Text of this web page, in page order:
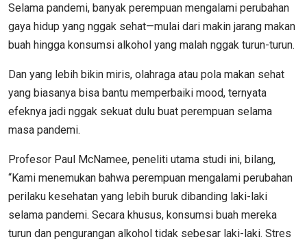
Selama pandemi, banyak perempuan mengalami perubahan
gaya hidup yang nggak sehat—mulai dari makin jarang makan
buah hingga konsumsi alkohol yang malah nggak turun-turun.
Dan yang lebih bikin miris, olahraga atau pola makan sehat
yang biasanya bisa bantu memperbaiki mood, ternyata
efeknya jadi nggak sekuat dulu buat perempuan selama
masa pandemi.
Profesor Paul McNamee, peneliti utama studi ini, bilang,
“Kami menemukan bahwa perempuan mengalami perubahan
perilaku kesehatan yang lebih buruk dibanding laki-laki
selama pandemi. Secara khusus, konsumsi buah mereka
turun dan pengurangan alkohol tidak sebesar laki-laki. Stres